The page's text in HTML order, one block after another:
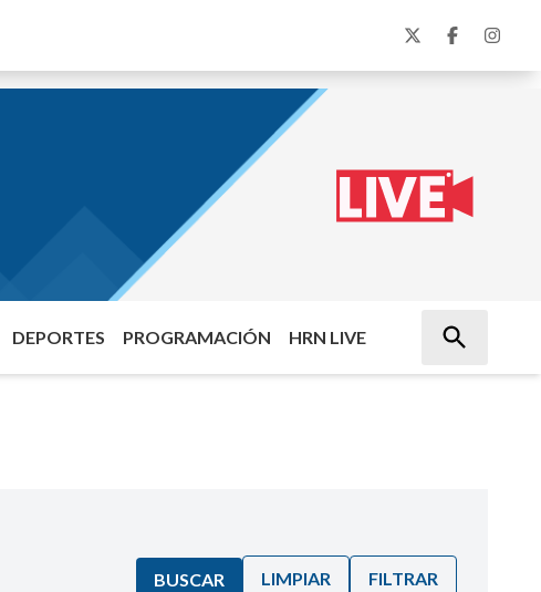
DEPORTES PROGRAMACIÓN HRN LIVE
BUSCAR LIMPIAR FILTRAR